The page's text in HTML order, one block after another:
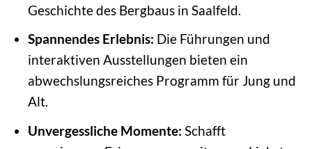
Geschichte des Bergbaus in Saalfeld.
Spannendes Erlebnis: Die Führungen und
interaktiven Ausstellungen bieten ein
abwechslungsreiches Programm für Jung und
Alt.
Unvergessliche Momente: Schafft